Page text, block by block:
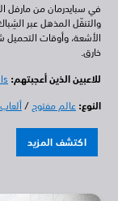
في سبايدرمان من مارفل
الأشعة، وأوقات التحميل شبه
خارق.
للاعبين الذين أعجبتهم:
النوع:عالم مفتوح/ألعاب
اكتشف المزيد